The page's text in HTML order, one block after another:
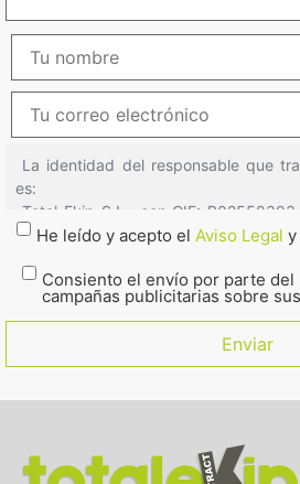
He leído y acepto el Aviso Legal y
Consiento el envío por parte del
campañas publicitarias sobre